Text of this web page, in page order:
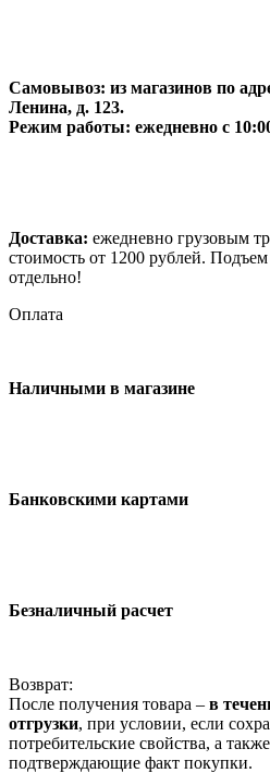
Самовывоз: из магазинов по
Ленина, д. 123.
Режим работы: ежедневно с
Доставка: ежедневно грузовым
стоимость от 1200 рублей.
отдельно!
Оплата
Наличными в магазине
Банковскими картами
Безналичный расчет
Возврат:
После получения товара – в
отгрузки, при условии, если
потребительские свойства, а
подтверждающие факт покупки.